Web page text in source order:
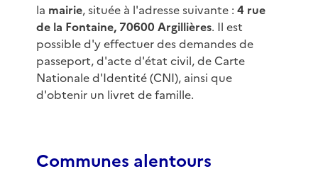
la mairie, située à l'adresse suivante : 4 rue
de la Fontaine, 70600 Argillières. Il est
possible d'y effectuer des demandes de
passeport, d'acte d'état civil, de Carte
Nationale d'Identité (CNI), ainsi que
d'obtenir un livret de famille.
Communes alentours